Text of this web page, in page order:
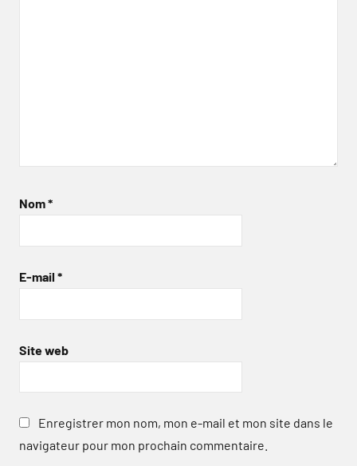
Nom*
E-mail *
Site web
Enregistrer mon nom, mon e-mail et mon site dans le
navigateur pour mon prochain commentaire.